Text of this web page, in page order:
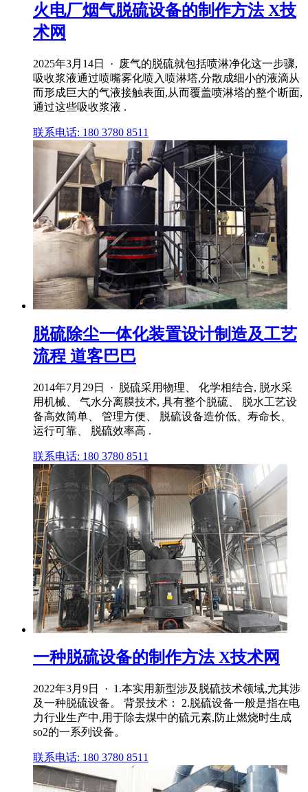
火电厂烟气脱硫设备的制作方法 X技
术网
2025年3月14日 · 废气的脱硫就包括喷淋净化这一步骤,
吸收浆液通过喷嘴雾化喷入喷淋塔,分散成细小的液滴从
而形成巨大的气液接触表面,从而覆盖喷淋塔的整个断面,
通过这些吸收浆液 .
联系电话: 180 3780 8511
脱硫除尘一体化装置设计制造及工艺
流程 道客巴巴
2014年7月29日 · 脱硫采用物理、 化学相结合, 脱水采
用机械、 气水分离膜技术, 具有整个脱硫、 脱水工艺设
备高效简单、 管理方便、 脱硫设备造价低、寿命长、
运行可靠、 脱硫效率高 .
联系电话: 180 3780 8511
一种脱硫设备的制作方法 X技术网
2022年3月9日 · 1.本实用新型涉及脱硫技术领域,尤其涉
及一种脱硫设备。 背景技术： 2.脱硫设备一般是指在电
力行业生产中,用于除去煤中的硫元素,防止燃烧时生成
so2的一系列设备。
联系电话: 180 3780 8511